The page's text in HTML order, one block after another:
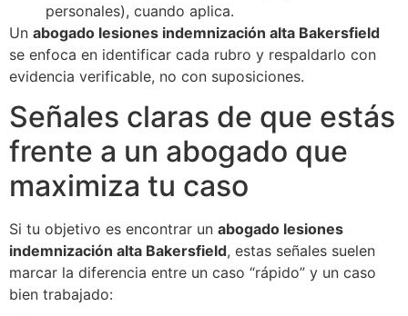
personales), cuando aplica.
Un abogado lesiones indemnización alta Bakersfield
se enfoca en identificar cada rubro y respaldarlo con
evidencia verificable, no con suposiciones.
Señales claras de que estás
frente a un abogado que
maximiza tu caso
Si tu objetivo es encontrar un abogado lesiones
indemnización alta Bakersfield, estas señales suelen
marcar la diferencia entre un caso “rápido” y un caso
bien trabajado: